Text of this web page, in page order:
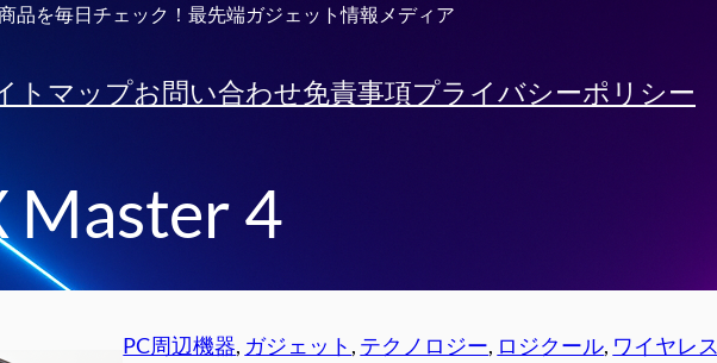
品を毎日チェック！最先端ガジェット情報メディア
トマップお問い合わせ免責事項プライバシーポリシー
Master 4
PC周辺機器, ガジェット , テクノロジー, ロジクール, ワイヤレス